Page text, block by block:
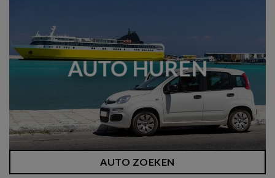
AUTO HUREN
AUTO ZOEKEN